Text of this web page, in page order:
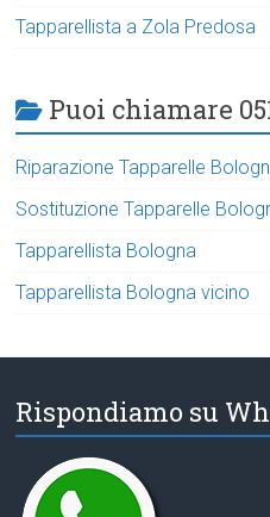
Tapparellista a Zola Predosa
Puoi chiamare
Riparazione Tapparelle
Sostituzione Tapparelle
Tapparellista Bologna
Tapparellista Bologna vicino
Rispondiamo su